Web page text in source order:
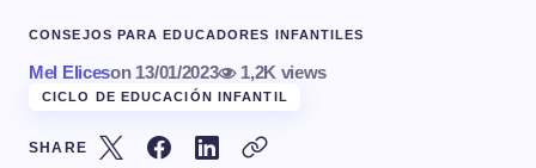
CONSEJOS PARA EDUCADORES INFANTILES
Mel Eliceson 13/01/2023 1,2K views
CICLO DE EDUCACIÓN INFANTIL
SHARE